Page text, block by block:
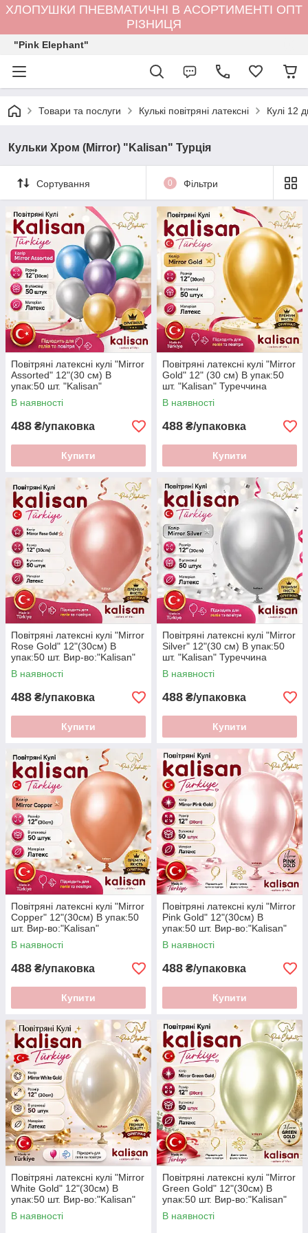
ХЛОПУШКИ ПНЕВМАТИЧНІ В АСОРТИМЕНТІ ОПТ
РІЗНИЦЯ
"Pink Elephant"
Товари та послуги Кулькi повітряні латексні Кулі 12
Кульки Хром (Mirror) "Kalisan" Турцiя
Сортування 0 Фільтри
Повітряні латексні кулі "Mirror
Assorted" 12"(30 см) В
упак:50 шт. "Kalisan"
Туреччина
В наявності
488 ₴/упаковка
Купити
Повітряні латексні кулі "Mirror
Gold" 12" (30 см) В упак:50
шт. "Kalisan" Туреччина
В наявності
488 ₴/упаковка
Купити
Повітряні латексні кулі "Mirror
Rose Gold" 12"(30см) В
упак:50 шт. Вир-во:"Kalisan"
Туреччина
В наявності
488 ₴/упаковка
Купити
Повітряні латексні кулі "Mirror
Silver" 12"(30 см) В упак:50
шт. "Kalisan" Туреччина
В наявності
488 ₴/упаковка
Купити
Повітряні латексні кулі "Mirror
Copper" 12"(30см) В упак:50
шт. Вир-во:"Kalisan"
Туреччина
В наявності
488 ₴/упаковка
Купити
Повітряні латексні кулі "Mirror
Pink Gold" 12"(30см) В
упак:50 шт. Вир-во:"Kalisan"
Туреччина
В наявності
488 ₴/упаковка
Купити
Повітряні латексні кулі "Mirror
White Gold" 12"(30см) В
упак:50 шт. Вир-во:"Kalisan"
Туреччина
В наявності
Повітряні латексні кулі "Mirror
Green Gold" 12"(30см) В
упак:50 шт. Вир-во:"Kalisan"
Туреччина
В наявності